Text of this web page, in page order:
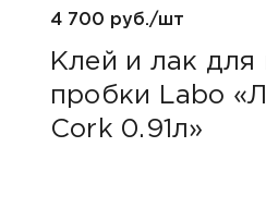
4 700 руб./шт
Клей и лак
пробки Labo
Cork 0.91л»